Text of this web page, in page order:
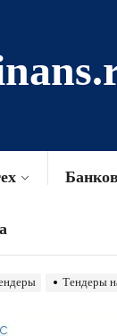
Тендеры